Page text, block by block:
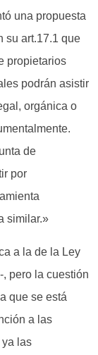
una propuesta
su art.17.1 que
propietarios
podrán asistir
orgánica o
de
por
similar.»
a la de la Ley
pero la cuestión
que se está
a las
las